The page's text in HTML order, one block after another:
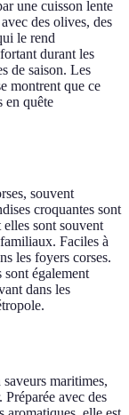
une cuisson lente
des olives, des
le rend
durant les
de saison. Les
montrent que ce
en quête
souvent
croquantes sont
sont souvent
Faciles à
les foyers corses.
sont également
dans les
maritimes,
avec des